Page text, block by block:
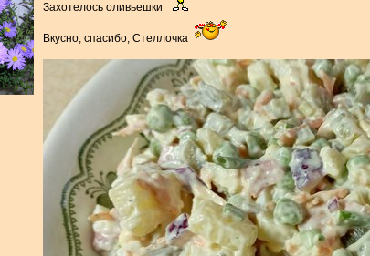
Захотелось оливьешки
Вкусно, спасибо, Стеллочка